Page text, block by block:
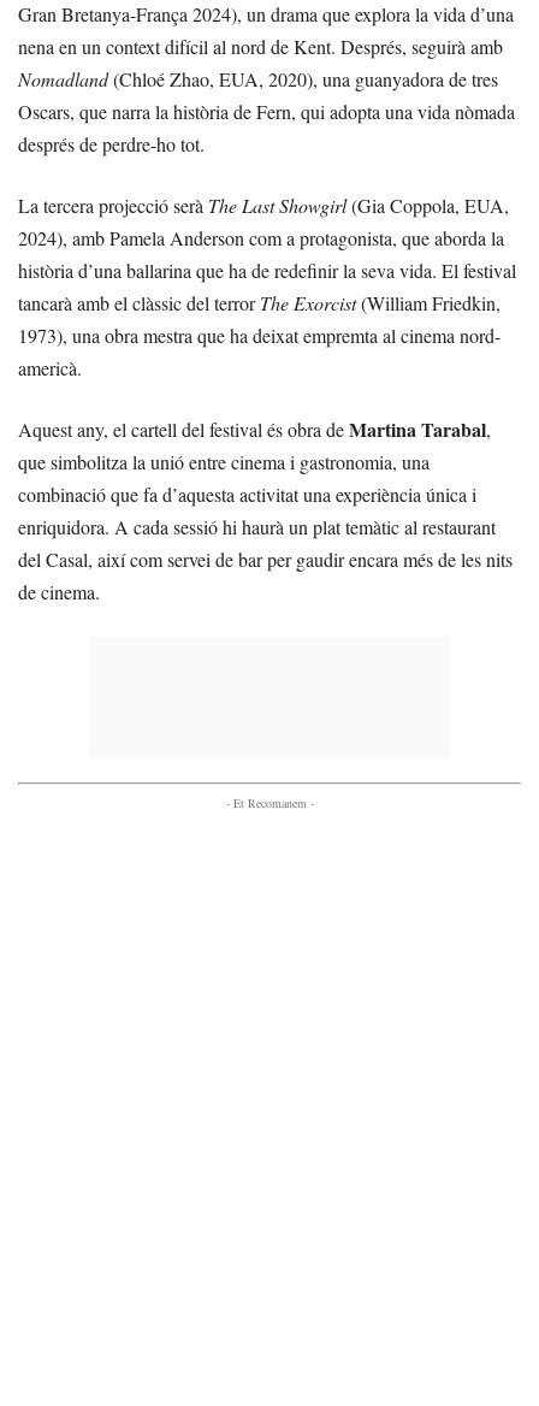
Gran Bretanya-França 2024), un drama que explora la vida d’una
nena en un context difícil al nord de Kent. Després, seguirà amb
Nomadland(Chloé Zhao, EUA, 2020), una guanyadora de tres
Oscars, que narra la història de Fern, qui adopta una vida nòmada
després de perdre-ho tot.
La tercera projecció serà The Last Showgirl(Gia Coppola, EUA,
2024), amb Pamela Anderson com a protagonista, que aborda la
història d’una ballarina que ha de redefinir la seva vida. El festival
tancarà amb el clàssic del terrorThe Exorcist(William Friedkin,
1973), una obra mestra que ha deixat empremta al cinema nord-
americà.
Aquest any, el cartell del festival és obra deMartina Tarabal,
que simbolitza la unió entre cinema i gastronomia, una
combinació que fa d’aquesta activitat una experiència única i
enriquidora. A cada sessió hi haurà un plat temàtic al restaurant
del Casal, així com servei de bar per gaudir encara més de les nits
de cinema.
- Et Recomanem -